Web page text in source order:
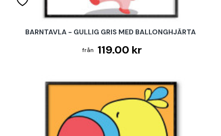
BARNTAVLA - GULLIG GRIS MED BALLONGHJÄRTA
119.00 kr